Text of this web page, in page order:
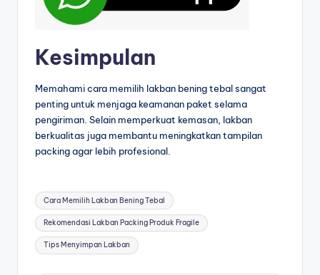
Kesimpulan
Memahami cara memilih lakban bening tebal sangat
penting untuk menjaga keamanan paket selama
pengiriman. Selain memperkuat kemasan, lakban
berkualitas juga membantu meningkatkan tampilan
packing agar lebih profesional.
Cara Memilih Lakban Bening Tebal
Rekomendasi Lakban Packing Produk Fragile
Tips Menyimpan Lakban